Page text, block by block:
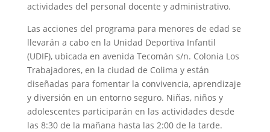
actividades del personal docente y administrativo.
Las acciones del programa para menores de edad se
llevarán a cabo en la Unidad Deportiva Infantil
(UDIF), ubicada en avenida Tecomán s/n. Colonia Los
Trabajadores, en la ciudad de Colima y están
diseñadas para fomentar la convivencia, aprendizaje
y diversión en un entorno seguro. Niñas, niños y
adolescentes participarán en las actividades desde
las 8:30 de la mañana hasta las 2:00 de la tarde.